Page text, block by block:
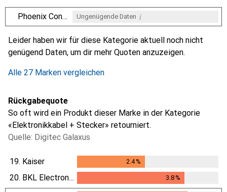
Phoenix Contact Ungenügende Daten i
Leider haben wir für diese Kategorie aktuell noch nicht
genügend Daten, um dir mehr Quoten anzuzeigen.
Alle 27 Marken vergleichen
Rückgabequote
So oft wird ein Produkt dieser Marke in der Kategorie
«Elektronikkabel + Stecker» retourniert.
Quelle: Digitec Galaxus
19. Kaiser 2.4%
20. BKL Electronic 3.8%